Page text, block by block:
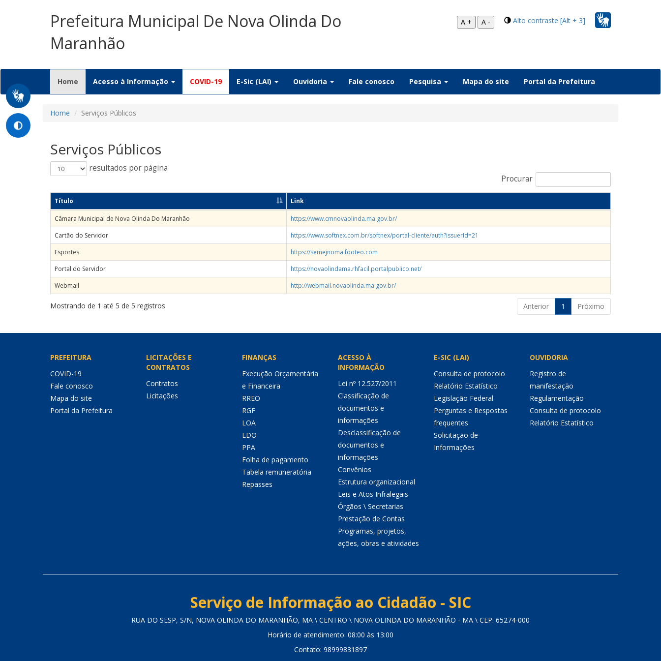
Prefeitura Municipal De Nova Olinda Do
Maranhão
Alto contraste [Alt + 3]
A + A -
Home (current)
Acesso à Informação COVID-19 E-Sic (LAI) Ouvidoria Fale conosco Pesquisa Mapa do site Portal da Prefeitura
Home Serviços Públicos
Serviços Públicos
resultados por página
Procurar
Título Link
Câmara Municipal de Nova Olinda Do Maranhão
https://www.cmnovaolinda.ma.gov.br/
Cartão do Servidor
https://www.softnex.com.br/softnex/portal-cliente/auth?issuerId=21
Esportes
https://semejnoma.footeo.com
Portal do Servidor
https://novaolindama.rhfacil.portalpublico.net/
Webmail
http://webmail.novaolinda.ma.gov.br/
Mostrando de 1 até 5 de 5 registros Anterior 1 Próximo
PREFEITURA
COVID-19
Fale conosco
Mapa do site
Portal da Prefeitura
LICITAÇÕES E
CONTRATOS
Contratos
Licitações
FINANÇAS
Execução Orçamentária
e Financeira
RREO
RGF
LOA
LDO
PPA
Folha de pagamento
Tabela remuneratória
Repasses
ACESSO À
INFORMAÇÃO
Lei nº 12.527/2011
Classificação de
documentos e
informações
Desclassificação de
documentos e
informações
Convênios
Estrutura organizacional
Leis e Atos Infralegais
Órgãos \ Secretarias
Prestação de Contas
Programas, projetos,
ações, obras e atividades
E-SIC (LAI)
Consulta de protocolo
Relatório Estatístico
Legislação Federal
Perguntas e Respostas
frequentes
Solicitação de
Informações
OUVIDORIA
Registro de
manifestação
Regulamentação
Consulta de protocolo
Relatório Estatístico
Serviço de Informação ao Cidadão - SIC
RUA DO SESP, S/N, NOVA OLINDA DO MARANHÃO, MA \ CENTRO \ NOVA OLINDA DO MARANHÃO - MA \ CEP: 65274-000
Horário de atendimento: 08:00 às 13:00
Contato: 98999831897